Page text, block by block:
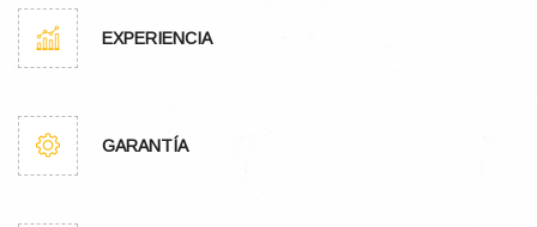
EXPERIENCIA
GARANTÍA